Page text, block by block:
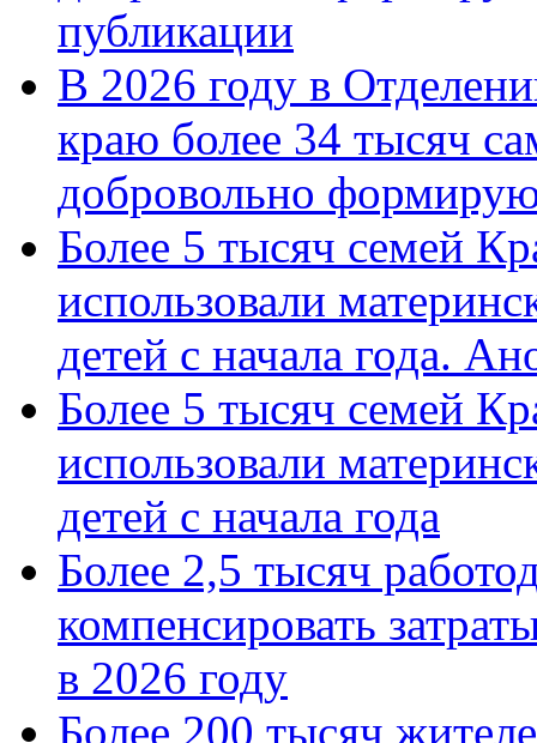
публикации
В 2026 году в
краю более 34 тысяч
добровольно
Более 5 тысяч семей
использовали
детей с начала года.
Более 5 тысяч семей
использовали
детей с начала года
Более 2,5 тысяч
компенсировать
в 2026 году
Более 200 тысяч